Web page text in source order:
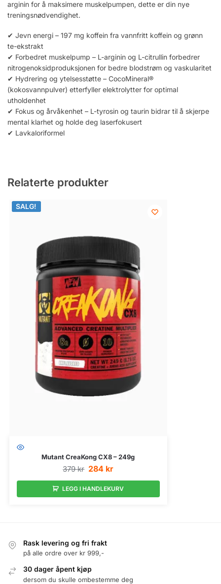
arginin for å maksimere muskelpumpen, dette er din nye
treningsnødvendighet.
✔ Jevn energi – 197 mg koffein fra vannfritt koffein og grønn
te-ekstrakt
✔ Forbedret muskelpump – L-arginin og L-citrullin forbedrer
nitrogenoksidproduksjonen for bedre blodstrøm og vaskularitet
✔ Hydrering og ytelsesstøtte – CocoMineral®
(kokosvannpulver) etterfyller elektrolytter for optimal
utholdenhet
✔ Fokus og årvåkenhet – L-tyrosin og taurin bidrar til å skjerpe
mental klarhet og holde deg laserfokusert
✔ Lavkaloriformel
Relaterte produkter
SALG!
SALG!
Mutant CreaKong CX8 – 249g
379kr 284 kr
LEGG I HANDLEKURV
Rask levering og fri frakt
på alle ordre over kr 999,-
30 dager åpent kjøp
dersom du skulle ombestemme deg